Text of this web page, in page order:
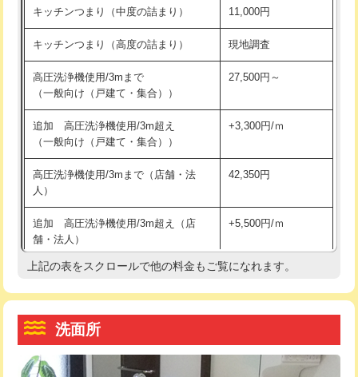
排水管工事（追加 排水管工事/3ｍ超
+11,000円
マス交換（深さ50㎝未満）
マス交換（深さ50㎝以上） 66,000円
コンクリート斫り（厚さ10㎝まで）
コンクリート斫り（厚さ10㎝超え）
モルタル補修（厚さ10㎝まで） 27,500円
モルタル補修（厚さ10㎝超え） 38,500円
洗面台設置 38,500円
追加人工
廃棄・処分 現場見積
交換・取付(排水栓・排水トラップ
22,000円+材料費
持込商品取付（単水栓）
持込商品取付（混合水栓） 16,500円
給水管工事※（ホール加工)
給水管工事※（バンド止め) 3,300円
給水管工事※（支持金具設置) 5,500円
給水管工事※（保温材使用（バンド止
め込み）)
5,500円
給水管工事※（土の掘削・埋め戻し作
業)
11,000円
キッチンつまり（中度の詰まり） 11,000円
キッチンつまり（高度の詰まり） 現地調査
高圧洗浄機使用/3mまで
（一般向け（戸建て・集合））
27,500円～
追加 高圧洗浄機使用/3m超え
（一般向け（戸建て・集合））
+3,300円/ｍ
高圧洗浄機使用/3mまで（店舗・法
人）
42,350円
追加 高圧洗浄機使用/3m超え（店
舗・法人）
+5,500円/ｍ
高度高圧洗浄換 現地調査
トーラー機使用/3mまで
追加トーラー機使用/3m超え +3,300円
上記の表をスクロールで他の料金もご覧になれます。
洗面所